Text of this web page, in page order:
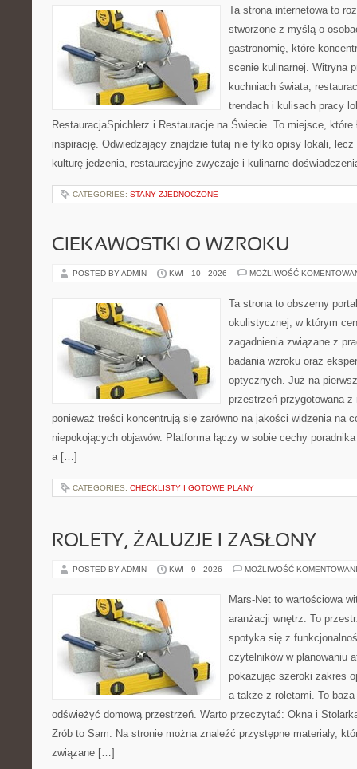
Ta strona internetowa to
stworzone z myślą o
gastronomię, które
scenie kulinarnej. Witryna
kuchniach świata,
trendach i kulisach pracy
RestauracjaSpichlerz i Restauracje na Świecie. To miejsce, które
inspirację. Odwiedzający znajdzie tutaj nie tylko opisy lokali,
kulturę jedzenia, restauracyjne zwyczaje i kulinarne
CATEGORIES: STANY ZJEDNOCZONE
CIEKAWOSTKI O WZROKU
POSTED BY ADMIN KWI - 10 - 2026 MOŻLIWOŚĆ
Ta strona to obszerny
okulistycznej, w którym
zagadnienia związane z
badania wzroku oraz
optycznych. Już na
przestrzeń przygotowana
ponieważ treści koncentrują się zarówno na jakości widzenia na
niepokojących objawów. Platforma łączy w sobie cechy
a […]
CATEGORIES: CHECKLISTY I GOTOWE PLANY
ROLETY, ŻALUZJE I ZASŁONY
POSTED BY ADMIN KWI - 9 - 2026 MOŻLIWOŚĆ
Mars-Net to wartościowa
aranżacji wnętrz. To
spotyka się z
czytelników w planowaniu
pokazując szeroki zakres
a także z roletami. To
odświeżyć domową przestrzeń. Warto przeczytać: Okna i
Zrób to Sam. Na stronie można znaleźć przystępne materiały,
związane […]